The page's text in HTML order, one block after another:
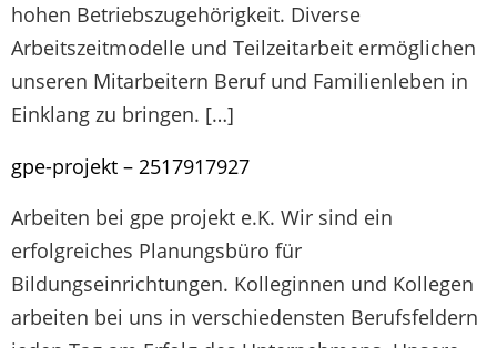
hohen Betriebszugehörigkeit. Diverse
Arbeitszeitmodelle und Teilzeitarbeit ermöglichen
unseren Mitarbeitern Beruf und Familienleben in
Einklang zu bringen. […]
gpe-projekt – 2517917927
Arbeiten bei gpe projekt e.K. Wir sind ein
erfolgreiches Planungsbüro für
Bildungseinrichtungen. Kolleginnen und Kollegen
arbeiten bei uns in verschiedensten Berufsfeldern